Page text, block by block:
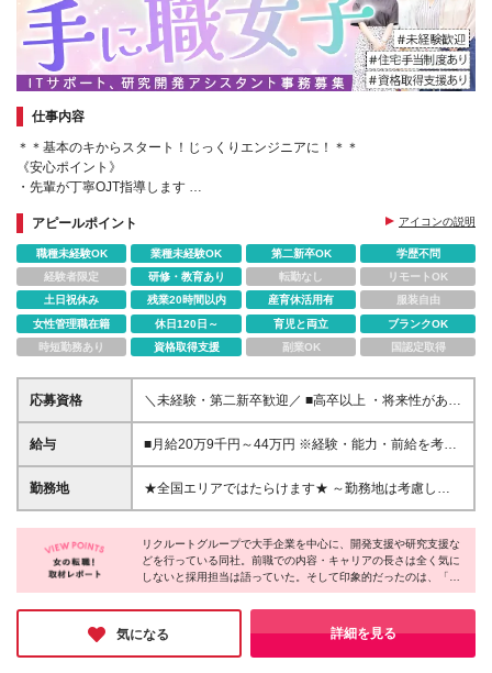
仕事内容
＊＊基本のキからスタート！じっくりエンジニアに！＊＊
《安心ポイント》
・先輩が丁寧OJT指導します
します
アピールポイント アイコンの説明
職種未経験OK 業種未経験OK 第二新卒OK
学歴不問
経験者限定
研修・教育あり 転勤なし
リモートOK
土日祝休み
残業20時間以内 産育休活用有
服装自由
女性管理職在籍
休日120日～ 育児と両立
ブランクOK
時短勤務あり
資格取得支援 副業OK 国認定取得
応募資格
＼未経験・第二新卒歓迎／ ■高卒以上 ・将来性があり
そうだと思ったから ・正社員としてしっかり稼ぎた
い ・手に職つけたくて など志望理由は何でもOK！ 仕
安心してご応募ください♪
給与
■月給20万9千円～44万円 ※経験・能力・前給を考慮
の上、決定いたします ※時間外手当100％支給 ※派遣
就業先が変更となる場合には、就業規則、労使協定等
た希望も配属の際に考慮します。 ＜手当＞ ■職務担当
手当 ■通勤手当（上限月3万円） ■残業手当（全額支
給） ■住宅手当（5割を会社負担／就業規則に定める
料補助（資格ごとに社内規定により決定） ■資格取得
奨励金 （資格により2万円～20万円の祝金支給） ◎
一例 ・基本情報技術者（5万円） ・プロジェクトマネ
勤務地
★全国エリアではたらけます★ ～勤務地は考慮しま
す～ ■東北エリア／青森・岩手・宮城・秋田・山形・
福島 ■関東エリア／東京・埼玉・神奈川・千葉・茨
城・栃木・群馬 ■北信越エリア／長野・山梨・福井 ■
東海エリア／静岡・愛知・岐阜・三重 ■関西エリア／
大阪・京都・奈良・兵庫・滋賀 ■中国・四国エリア／
広島・岡山・山口・香川 ■九州エリア／福岡・長崎・
熊本・佐賀・大分・宮崎・鹿児島 ※転勤の可能性あ
リクルートグループで大手企業を中心に、開発支援や研究支援な
どを行っている同社。前職での内容・キャリアの長さは全く気に
しないと採用担当は語っていた。そして印象的だったのは、「当
社で経験を積んで、それを他社で活かしたいと思うようになった
ら、転職という選択肢も大いにアリです」という一言。その時々
の自分の志向に合わせて、仕事や会社を選ぶ昨今、同社は時代に
フィットする考えを持つ数少ない会社かもしれない。
気になる 詳細を見る